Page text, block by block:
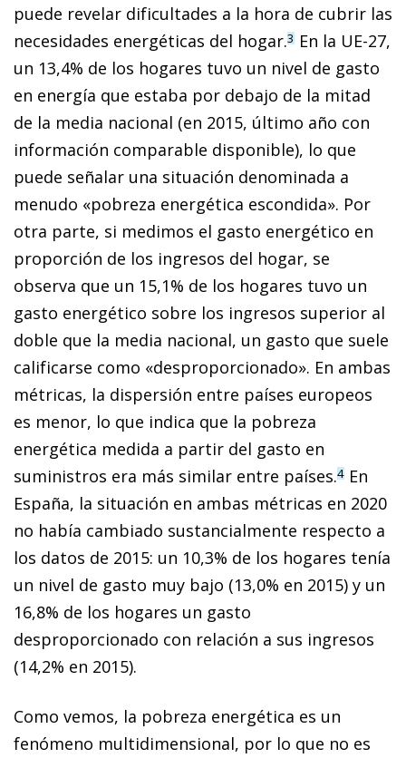
puede revelar dificultades a la hora de cubrir las
necesidades energéticas del hogar.3 En la UE-27,
un 13,4% de los hogares tuvo un nivel de gasto
en energía que estaba por debajo de la mitad
de la media nacional (en 2015, último año con
información comparable disponible), lo que
puede señalar una situación denominada a
menudo «pobreza energética escondida». Por
otra parte, si medimos el gasto energético en
proporción de los ingresos del hogar, se
observa que un 15,1% de los hogares tuvo un
gasto energético sobre los ingresos superior al
doble que la media nacional, un gasto que suele
calificarse como «desproporcionado». En ambas
métricas, la dispersión entre países europeos
es menor, lo que indica que la pobreza
energética medida a partir del gasto en
suministros era más similar entre países.4 En
España, la situación en ambas métricas en 2020
no había cambiado sustancialmente respecto a
los datos de 2015: un 10,3% de los hogares tenía
un nivel de gasto muy bajo (13,0% en 2015) y un
16,8% de los hogares un gasto
desproporcionado con relación a sus ingresos
(14,2% en 2015).
Como vemos, la pobreza energética es un
fenómeno multidimensional, por lo que no es